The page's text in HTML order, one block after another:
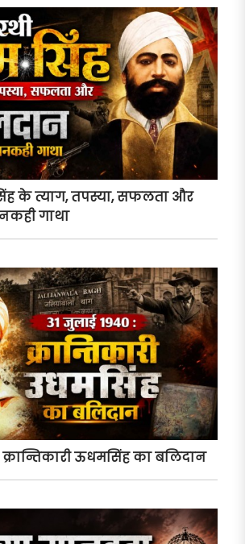
के त्याग, तपस्या, सफलता और
गाथा
क्रान्तिकारी ऊधमसिंह का बलिदान